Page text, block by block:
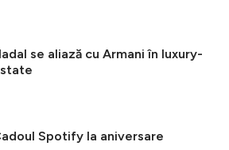
se aliază cu Armani în luxury-
Spotify la aniversare